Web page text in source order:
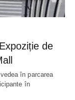
de
în parcarea
în